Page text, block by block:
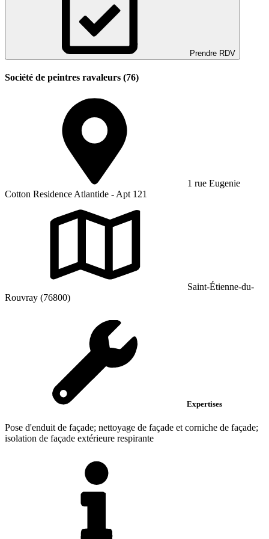
Prendre RDV
Société de peintres ravaleurs (76)
1 rue Eugenie
Cotton Residence Atlantide - Apt 121
Saint-Étienne-du-
Rouvray (76800)
Expertises
Pose d'enduit de façade; nettoyage de façade et corniche de façade;
isolation de façade extérieure respirante